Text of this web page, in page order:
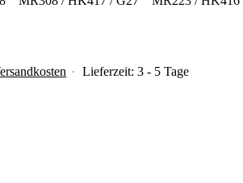
Lieferzeit:3 - 5 Tage